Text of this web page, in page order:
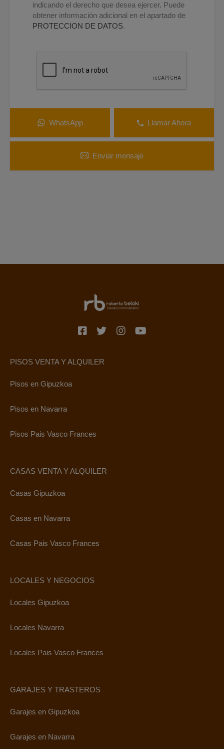
indicando el derecho que desea ejercer. Puede
obtener información adicional en el apartado de
PROTECCION DE DATOS.
WhatsApp Llamar Ahora
Enviar mensaje
PISOS VENTA Y ALQUILER
Pisos en Gipuzkoa
Pisos en Navarra
Pisos Pais Vasco Frances
CASAS VENTA Y ALQUILER
Casas Gipuzkoa
Casas en Navarra
Casas Pais Vasco Frances
LOCALES Y NEGOCIOS
Locales Gipuzkoa
Locales Navarra
Locales Pais Vasco Frances
GARAJES Y TRASTEROS
Garajes en Gipuzkoa
Garajes en Navarra